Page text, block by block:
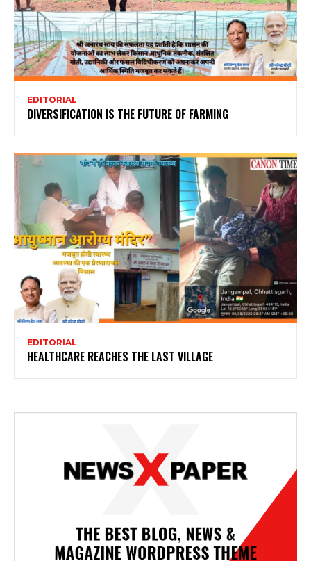
EDITORIAL
DIVERSIFICATION IS THE FUTURE OF FARMING
EDITORIAL
HEALTHCARE REACHES THE LAST VILLAGE